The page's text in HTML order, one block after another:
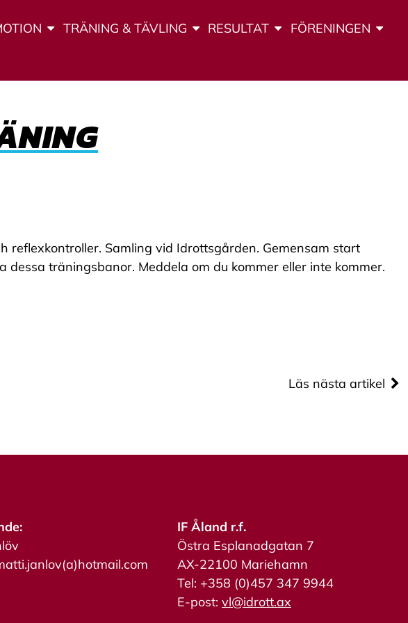
TRÄNING & TÄVLING RESULTAT FÖRENINGEN
Samling vid Idrottsgården. Gemensam start
träningsbanor. Meddela om du kommer eller inte kommer.
Läs nästa artikel
IF Åland r.f.
Östra Esplanadgatan 7
AX-22100 Mariehamn
Tel: +358 (0)457 347 9944
E-post: vl@idrott.ax